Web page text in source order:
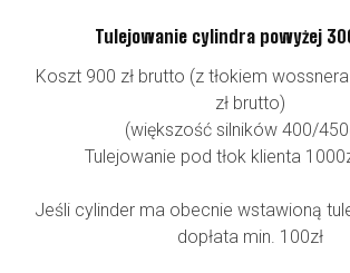
Tulejowanie cylindra powyżej
Koszt 900 zł brutto (z tłokiem
zł brutto)
(większość silników 400/
Tulejowanie pod tłok klienta
Jeśli cylinder ma obecnie wstawioną
dopłata min. 100zł